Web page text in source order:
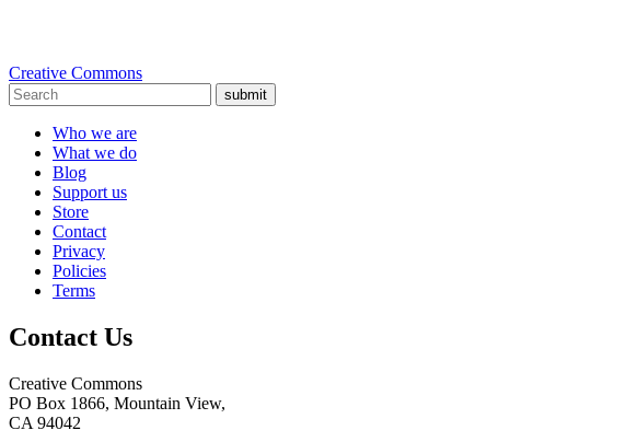
Creative Commons
submit
Who we are
What we do
Blog
Support us
Store
Contact
Privacy
Policies
Terms
Contact Us
Creative Commons
PO Box 1866, Mountain View,
CA 94042